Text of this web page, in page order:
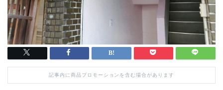
記事内に商品プロモーションを含む場合があります